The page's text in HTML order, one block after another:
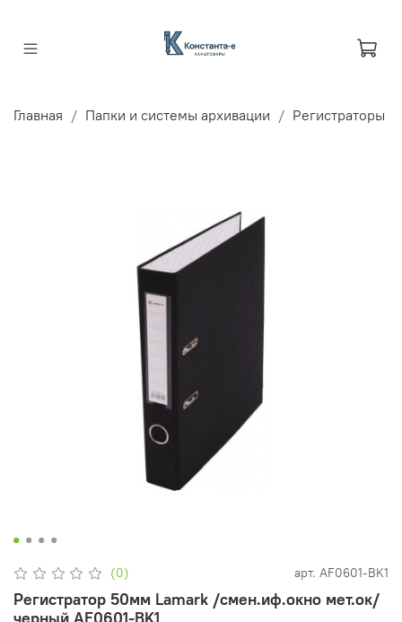
Главная Папки и системы архивации Регистраторы
(0) арт. AF0601-BK1
Регистратор 50мм Lamark /смен.иф.окно мет.ок/